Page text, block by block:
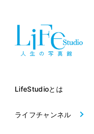
LifeStudioとは
ライフチャンネル